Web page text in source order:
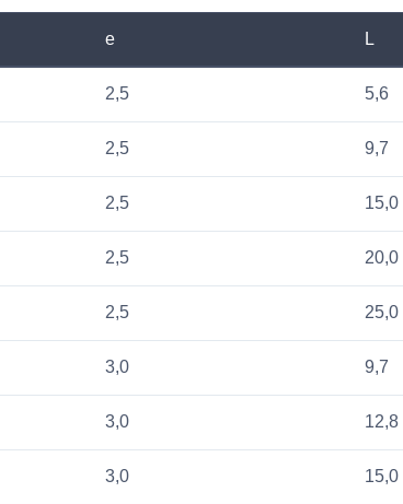
e L
2,5 5,6
2,5 9,7
2,5 15,0
2,5 20,0
2,5 25,0
3,0 9,7
3,0 12,8
3,0 15,0